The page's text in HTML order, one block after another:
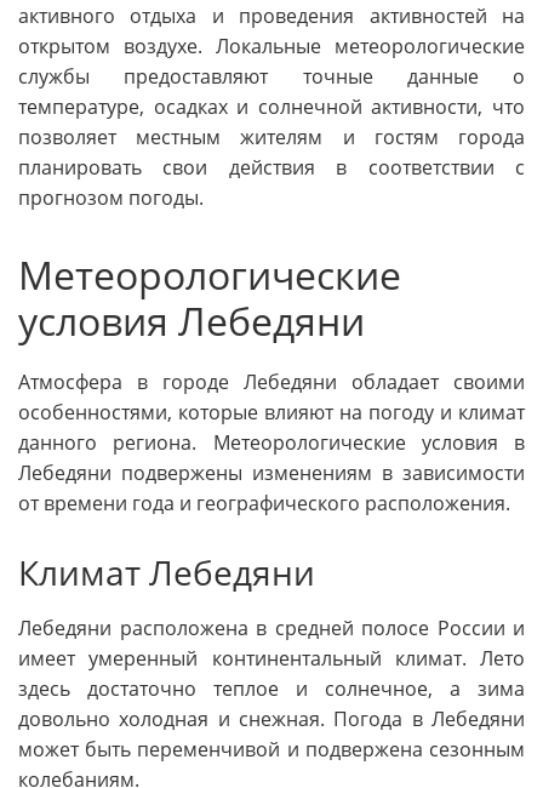
активного отдыха и проведения активностей на
открытом воздухе. Локальные метеорологические
службы предоставляют точные данные о
температуре, осадках и солнечной активности, что
позволяет местным жителям и гостям города
планировать свои действия в соответствии с
прогнозом погоды.
Метеорологические
условия Лебедяни
Атмосфера в городе Лебедяни обладает своими
особенностями, которые влияют на погоду и климат
данного региона. Метеорологические условия в
Лебедяни подвержены изменениям в зависимости
от времени года и географического расположения.
Климат Лебедяни
Лебедяни расположена в средней полосе России и
имеет умеренный континентальный климат. Лето
здесь достаточно теплое и солнечное, а зима
довольно холодная и снежная. Погода в Лебедяни
может быть переменчивой и подвержена сезонным
колебаниям.